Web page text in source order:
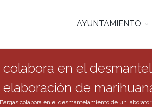
AYUNTAMIENTO
en el
de
colabora en el desmantelamiento de un